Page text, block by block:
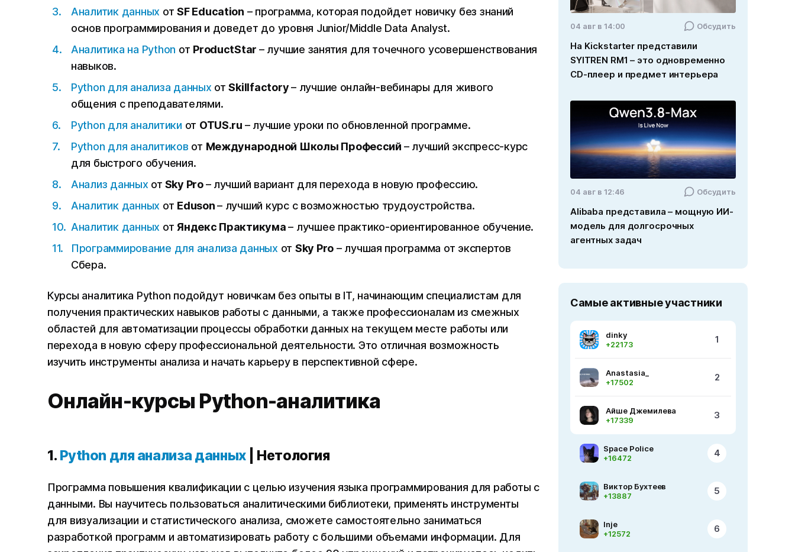
Аналитик данных отSF Education – программа, которая подойдет новичку без знаний
основ программирования и доведет до уровня Junior/Middle Data Analyst.
Аналитика на Python от ProductStar – лучшие занятия для точечного усовершенствования
навыков.
Python для анализа данных отSkillfactory– лучшие онлайн-вебинары для живого
общения с преподавателями.
Python для аналитики от OTUS.ru – лучшие уроки по обновленной программе.
Python для аналитиков от Международной Школы Профессий – лучший экспресс-курс
для быстрого обучения.
Анализ данных от Sky Pro– лучший вариант для перехода в новую профессию.
Аналитик данных от Eduson– лучший курс с возможностью трудоустройства.
Аналитик данных от Яндекс Практикума– лучшее практико-ориентированное обучение.
Программирование для анализа данных от Sky Pro – лучшая программа от экспертов
Сбера.
Курсы аналитика Python подойдут новичкам без опыты в IT, начинающим специалистам для
получения практических навыков работы с данными, а также профессионалам из смежных
областей для автоматизации процессы обработки данных на текущем месте работы или
перехода в новую сферу профессиональной деятельности. Это отличная возможность
изучить инструменты анализа и начать карьеру в перспективной сфере.
Онлайн-курсы Python-аналитика
1. Python для анализа данных| Нетология
Программа повышения квалификации с целью изучения языка программирования для работы с
данными. Вы научитесь пользоваться аналитическими библиотеки, применять инструменты
для визуализации и статистического анализа, сможете самостоятельно заниматься
разработкой программ и автоматизировать работу с большими объемами информации. Для
04 авг в 14:00 Обсудить
На Kickstarter представили
SYITREN RM1 – это одновременно
CD-плеер и предмет интерьера
04 авг в 12:46 Обсудить
Alibaba представила – мощную ИИ-
модель для долгосрочных
агентных задач
Самые активные участники
dinky
+22173
1
Anastasia_
+17502
2
Айше Джемилева
+17339
3
Space Police
+16472
4
Виктор Бухтеев
+13887
5
Inje
+12572
6